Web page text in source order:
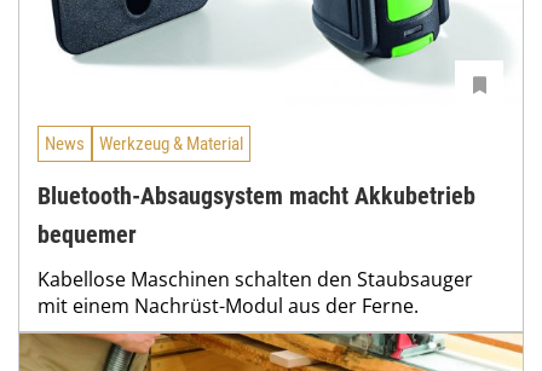
News Werkzeug & Material
Bluetooth-Absaugsystem macht Akkubetrieb
bequemer
Kabellose Maschinen schalten den Staubsauger
mit einem Nachrüst-Modul aus der Ferne.